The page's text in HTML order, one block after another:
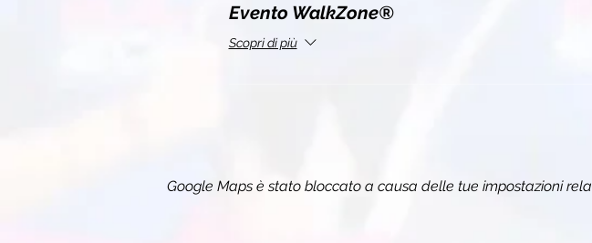
Evento WalkZone®
Scopri di più
Google Maps è stato bloccato a causa delle tue impostazioni